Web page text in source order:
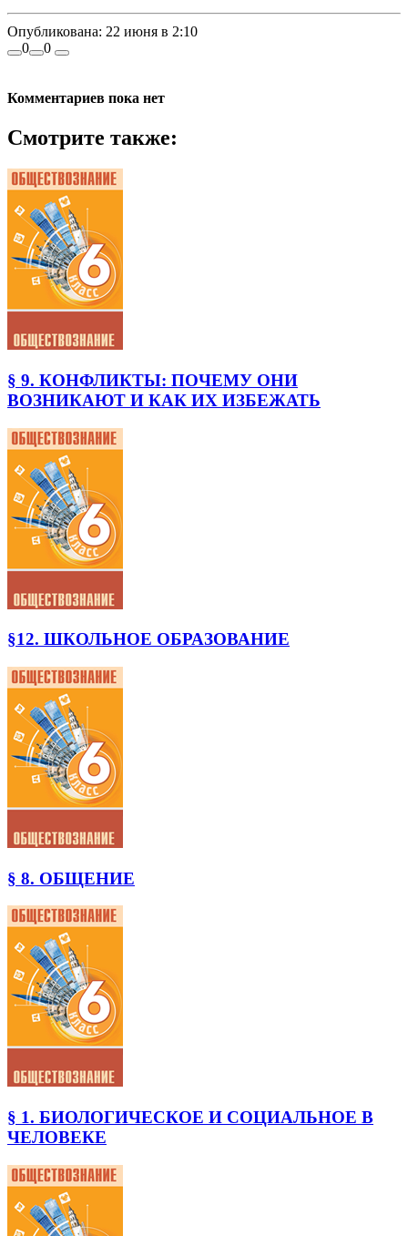
Опубликована: 22 июня в 2:10
0
0
Комментариев пока нет
Смотрите также:
§ 9. КОНФЛИКТЫ: ПОЧЕМУ ОНИ
ВОЗНИКАЮТ И КАК ИХ ИЗБЕЖАТЬ
§12. ШКОЛЬНОЕ ОБРАЗОВАНИЕ
§ 8. ОБЩЕНИЕ
§ 1. БИОЛОГИЧЕСКОЕ И СОЦИАЛЬНОЕ В
ЧЕЛОВЕКЕ